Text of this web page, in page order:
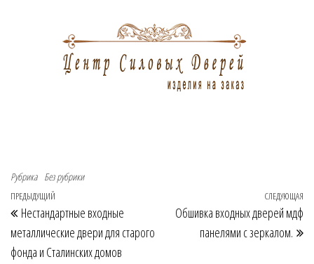
Рубрика Без рубрики
ПРЕДЫДУЩИЙ
Нестандартные входные
металлические двери для старого
фонда и Сталинских домов
СЛЕДУЮЩАЯ
Обшивка входных дверей мдф
панелями с зеркалом.